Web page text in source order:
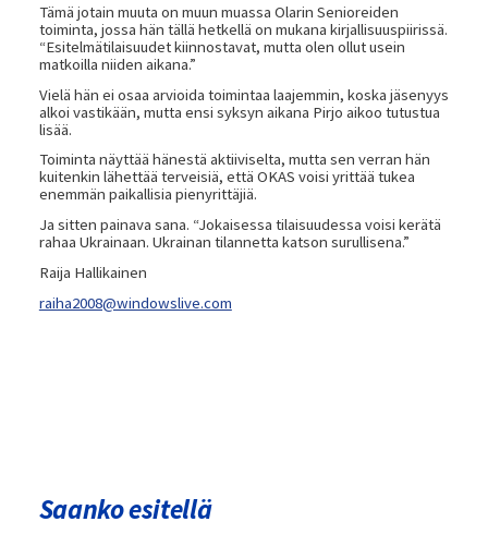
Tämä jotain muuta on muun muassa Olarin Senioreiden
toiminta, jossa hän tällä hetkellä on mukana kirjallisuuspiirissä.
“Esitelmätilaisuudet kiinnostavat, mutta olen ollut usein
matkoilla niiden aikana.”
Vielä hän ei osaa arvioida toimintaa laajemmin, koska jäsenyys
alkoi vastikään, mutta ensi syksyn aikana Pirjo aikoo tutustua
lisää.
Toiminta näyttää hänestä aktiiviselta, mutta sen verran hän
kuitenkin lähettää terveisiä, että OKAS voisi yrittää tukea
enemmän paikallisia pienyrittäjiä.
Ja sitten painava sana. “Jokaisessa tilaisuudessa voisi kerätä
rahaa Ukrainaan. Ukrainan tilannetta katson surullisena.”
Raija Hallikainen
raiha2008@windowslive.com
Saanko esitellä